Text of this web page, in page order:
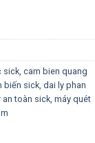
sick ,cam bien quang
biến sick ,dai ly phan
an toàn sick ,máy quét